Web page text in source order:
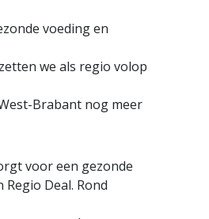
voeding en
we als regio volop
Brabant nog meer
voor een gezonde
Deal. Rond